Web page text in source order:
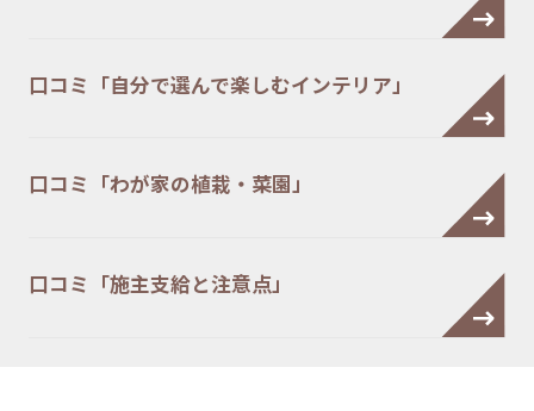
口コミ「自分で選んで楽しむインテリア」
口コミ「わが家の植栽・菜園」
口コミ「施主支給と注意点」